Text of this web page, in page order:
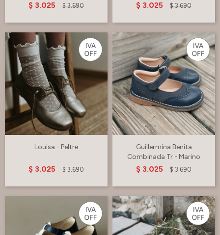
$ 3.025 $ 3.690 $ 3.025 $ 3.690
Louisa - Peltre
$ 3.025 $ 3.690
Guillermina Benita
Combinada Tr - Marino
$ 3.025 $ 3.690